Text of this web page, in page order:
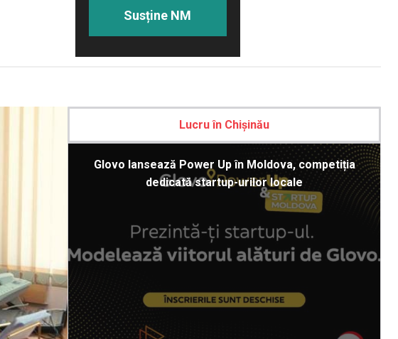
Susține NM
Lucru în Chișinău
Glovo lansează Power Up în Moldova, competiția
dedicată startup-urilor locale